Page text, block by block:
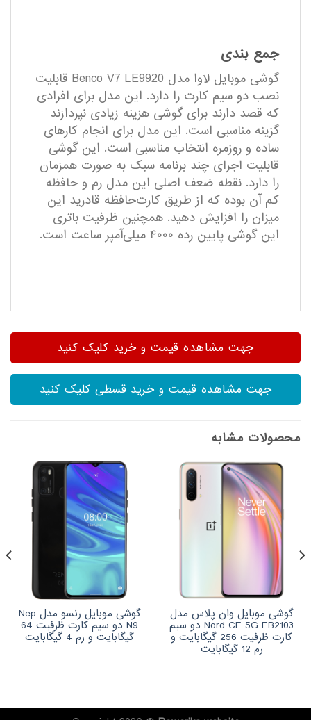
جمع بندی
گوشی موبایل لاوا مدل Benco V7 LE9920 قابلیت
نصب دو سیم کارت را دارد. این مدل برای افرادی
که قصد دارند برای گوشی هزینه زیادی نپردازند
گزینه مناسبی است. این مدل برای انجام کارهای
ساده و روزمره انتخاب مناسبی است. این گوشی
قابلیت اجرای چند برنامه سبک به ‌صورت همزمان
را دارد. نقطه ضعف اصلی این مدل رم و حافظه
کم آن بوده که از طریق کارت‌حافظه قادرید این
میزان را افزایش دهید. همچنین ظرفیت باتری
این گوشی پایین رده ۴۰۰۰ میلی‌آمپر ساعت است.
جهت مشاهده قیمت و خرید کلیک کنید
جهت مشاهده قیمت و خرید قسطی کلیک کنید
محصولات مشابه
گوشی موبایل وان پلاس مدل
Nord CE 5G EB2103 دو سیم
کارت ظرفیت 256 گیگابایت و
رم 12 گیگابایت
گوشی موبایل رنسو مدل Nep
N9 دو سیم کارت ظرفیت 64
گیگابایت و رم 4 گیگابایت